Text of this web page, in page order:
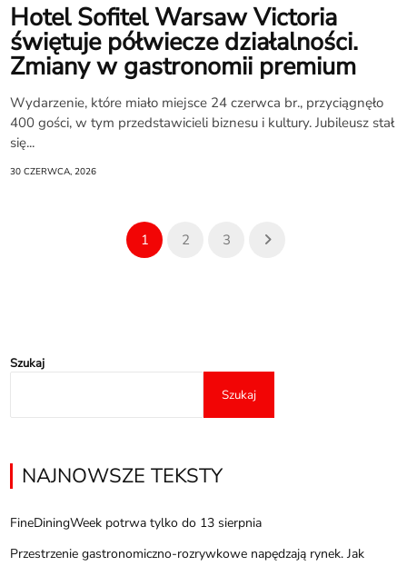
Hotel Sofitel Warsaw Victoria
świętuje półwiecze działalności.
Zmiany w gastronomii premium
Wydarzenie, które miało miejsce 24 czerwca br., przyciągnęło
400 gości, w tym przedstawicieli biznesu i kultury. Jubileusz stał
się...
30 CZERWCA, 2026
1 2 3
Szukaj
Szukaj
NAJNOWSZE TEKSTY
FineDiningWeek potrwa tylko do 13 sierpnia
Przestrzenie gastronomiczno-rozrywkowe napędzają rynek. Jak